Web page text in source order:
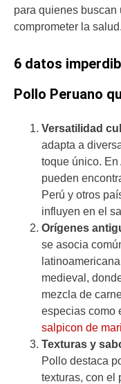
para quienes buscan
comprometer la salud.
6 datos
Pollo Peruano
Versatilidad
adapta a
toque único.
pueden
Perú y otros
influyen en el
Orígenes
se asocia
medieval,
mezcla de
especias como
salpicon de
Texturas y
Pollo destaca
texturas, con el